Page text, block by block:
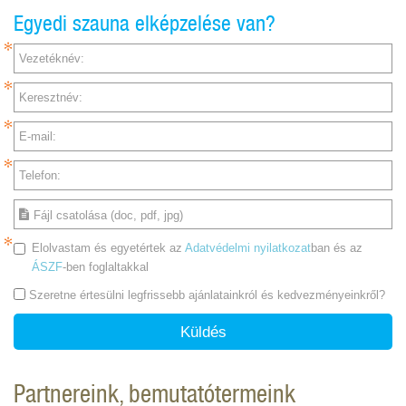
Egyedi szauna elképzelése van?
Vezetéknév:
Keresztnév:
E-mail:
Telefon:
Fájl csatolása (doc, pdf, jpg)
Elolvastam és egyetértek az Adatvédelmi nyilatkozatban és az
ÁSZF-ben foglaltakkal
Szeretne értesülni legfrissebb ajánlatainkról és kedvezményeinkről?
Küldés
Partnereink, bemutatótermeink